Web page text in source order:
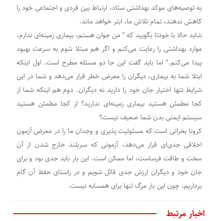
به توصیه‌های موکد بهداشتی ستاد، ارتباط بین فردی و اجتماعی خود را
کاهش ندهند، تمام تلاش ما، ابتر خواهد ماند.
شاید حالا با خودتا بگویید که ” من جوان هستم، بیماری زمینه‌ای ندارم،
موارد بهداشتی را رعایت می‌کنم و اگر هم مبتلا شوم به سرعت بهبود
پیدا می‌کنم.” اما باید گفت این جا دو مسئله مطرح است. اول اینکه
ابتلا شما به بیماری، دیگران را معرض خطر قرار می‌دهد و شما در این
شرایط تنها اختیار جان خود را دارید نه دیگران. دوم هم اینکه شما از
کجا مطمئن هستید بیماری زمینه‌ای ندارید؟ از کجا مطمئن هستید
سیستم ایمنی بدن شما ضعیف نیست؟
کرونا بحرانی است که مسئولیت پذیری و وجدان ما را در معرض آزمون
اخلاقی جدی‌ای قرار می‌دهد، آزمونی که سربلند خارج شدن از آن
سخت و طاقت فرساست، اما ممکن است. این بار باید جدی بود و برای
جان خود و دیگران ارزش جدی قائل شویم و در راستای حفظ آن گام
برداریم، چون این بار مرگ تنها برای همسایه نیست.
اخبار مرتبط